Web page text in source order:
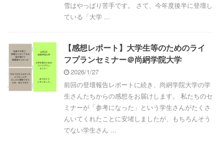
雪はやっぱり苦手です。 さて、今年度後半に登壇し
ている「大学 ...
【感想レポート】大学生等のためのライ
フプランセミナー＠尚絅学院大学
2026/1/27
前回の登壇報告レポートに続き、尚絅学院大学の学
生さんたちからの感想をお届けします。 私たちのセ
ミナーが「参考になった」という学生さんがたくさ
んいてくれたことに安堵しましたが、もちろんそう
でない学生さん ...